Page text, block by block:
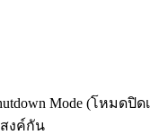
Mode (โหมดปิ
งค์กัน